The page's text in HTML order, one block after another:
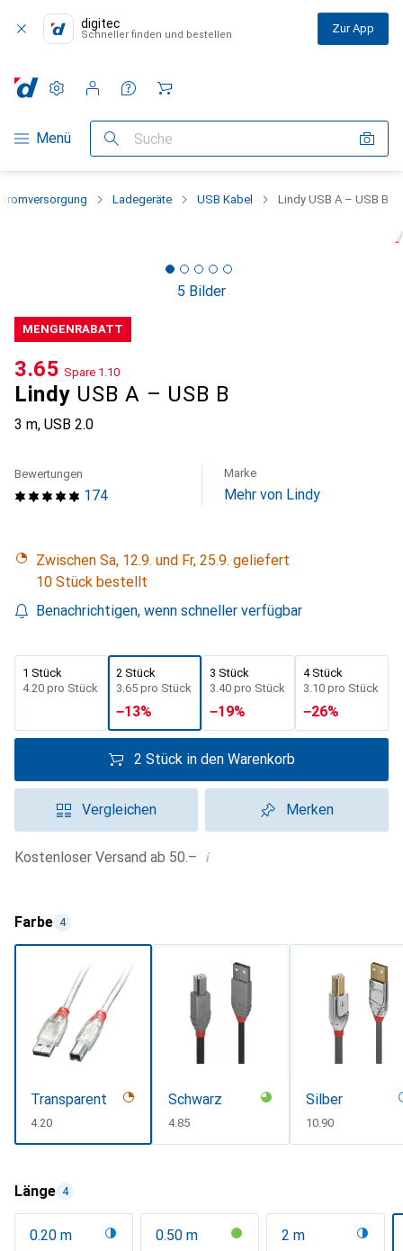
digitec
Schneller finden und bestellen Zur App
Navigation nach Kategorien
Menü Suche
Einstellungen
Kundenkonto
Vergleichslisten
Merklisten
Warenkorb
Ladegeräte USB Kabel Lindy USB A – USB B
5 Bilder
MENGENRABATT
Lindy USB A – USB B
3 m, USB 2.0
CHF
3.65 Spare CHF
1.10
174
Bewertungen Marke
Mehr von Lindy
Zwischen Sa, 12.9. und Fr, 25.9. geliefert
10 Stück bestellt
Benachrichtigen, wenn schneller verfügbar
1 Stück
CHF
4.20 pro Stück
2 Stück
CHF
3.65 pro Stück
−13%
3 Stück
CHF
3.40 pro Stück
−19%
4 Stück
CHF
3.10 pro Stück
−26%
2 Stück in den Warenkorb
Vergleichen Merken
Kostenloser Versand ab 50.– i
Farbe 4
Transparent
CHF
4.20
Schwarz
CHF
4.85
Silber
CHF
10.90
Länge 4
0.20 m 0.50 m 2 m